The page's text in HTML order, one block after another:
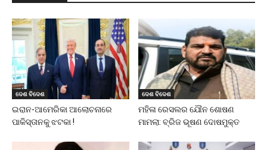
ଦେଶ ବିଦେଶ
ଇରାନ-ଆମେରିକା ଆଲୋଚନାରେ
ପାକିସ୍ତାନକୁ ଝଟକା !
ଦେଶ ବିଦେଶ
ମହିଳା ରେସଲର ଯୌନ ଶୋଷଣ
ମାମଲା: ବ୍ରିଜ ଭୂଷଣ ଦୋଷମୁକ୍ତ